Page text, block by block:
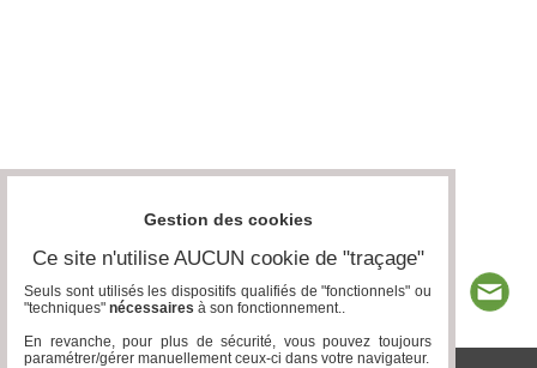
Gestion des cookies
Ce site n'utilise AUCUN cookie de "traçage"
Seuls sont utilisés les dispositifs qualifiés de "fonctionnels" ou
"techniques" nécessaires à son fonctionnement..
En revanche, pour plus de sécurité, vous pouvez toujours
paramétrer/gérer manuellement ceux-ci dans votre navigateur.